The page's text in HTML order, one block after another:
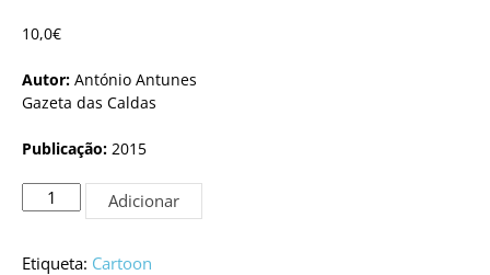
10,0€
Autor: António Antunes
Gazeta das Caldas
Publicação: 2015
Quantidade
de
Figurinhas
Adicionar
Etiqueta: Cartoon